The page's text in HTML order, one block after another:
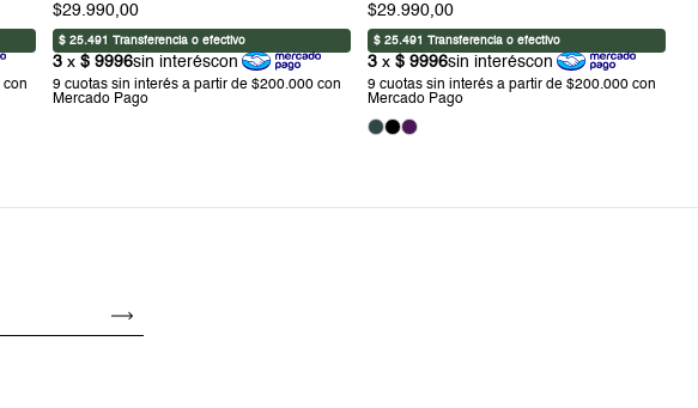
$29.990,00
$29.990,00